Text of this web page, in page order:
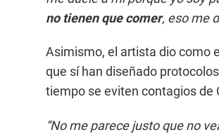
e
s
,
s
e
c
o
n
V
no tienen que comer, eso me
Asimismo, el artista dio como
que sí han diseñado
tiempo se eviten contagios de
“No me parece justo que no